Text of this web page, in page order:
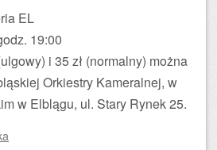
EL
19:00
i 35 zł (normalny) można
Orkiestry Kameralnej, w
w Elblągu, ul. Stary Rynek 25.